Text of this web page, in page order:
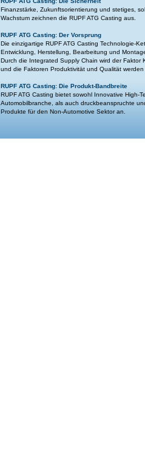
Finanzstärke, Zukunftsorientierung und stetiges,
Wachstum zeichnen die RUPF ATG Casting aus.
RUPF ATG Casting: Der Vorsprung
Die einzigartige RUPF ATG Casting Technologie-
Entwicklung, Herstellung, Bearbeitung und
Durch die Integrated Supply Chain wird der Faktor
und die Faktoren Produktivität und Qualität
RUPF ATG Casting: Die Produkt-Bandbreite
RUPF ATG Casting bietet sowohl Innovative High-
Automobilbranche, als auch druckbeanspruchte
Produkte für den Non-Automotive Sektor an.